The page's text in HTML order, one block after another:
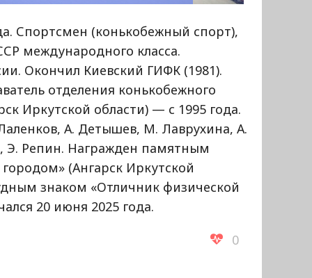
Спортсмен (конькобежный спорт),
международного класса.
Окончил Киевский ГИФК (1981).
отделения конькобежного
Иркутской области) — с 1995 года.
А. Детышев, М. Лаврухина, А.
Э. Репин. Награжден памятным
(Ангарск Иркутской
знаком «Отличник физической
20 июня 2025 года.
0